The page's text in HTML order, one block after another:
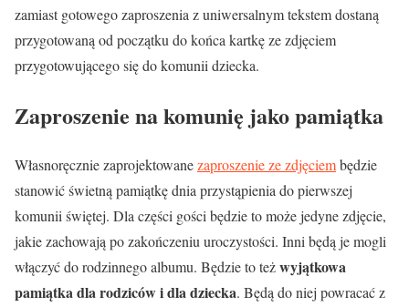
zamiast gotowego zaproszenia z uniwersalnym tekstem dostaną
przygotowaną od początku do końca kartkę ze zdjęciem
przygotowującego się do komunii dziecka.
Zaproszenie na komunię jako pamiątka
Własnoręcznie zaprojektowanezaproszenie ze zdjęciembędzie
stanowić świetną pamiątkę dnia przystąpienia do pierwszej
komunii świętej. Dla części gości będzie to może jedyne zdjęcie,
jakie zachowają po zakończeniu uroczystości. Inni będą je mogli
włączyć do rodzinnego albumu. Będzie to teżwyjątkowa
pamiątka dla rodziców i dla dziecka. Będą do niej powracać z